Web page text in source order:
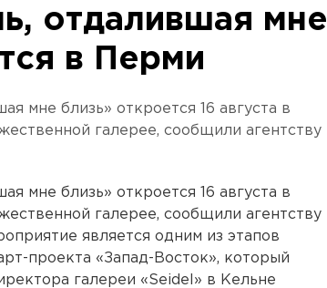
отдалившая мне
в Перми
мне близь» откроется 16 августа в
галерее, сообщили агентству
мне близь» откроется 16 августа в
галерее, сообщили агентству
является одним из этапов
проекта «Запад-Восток», который
галереи «Seidel» в Кельне